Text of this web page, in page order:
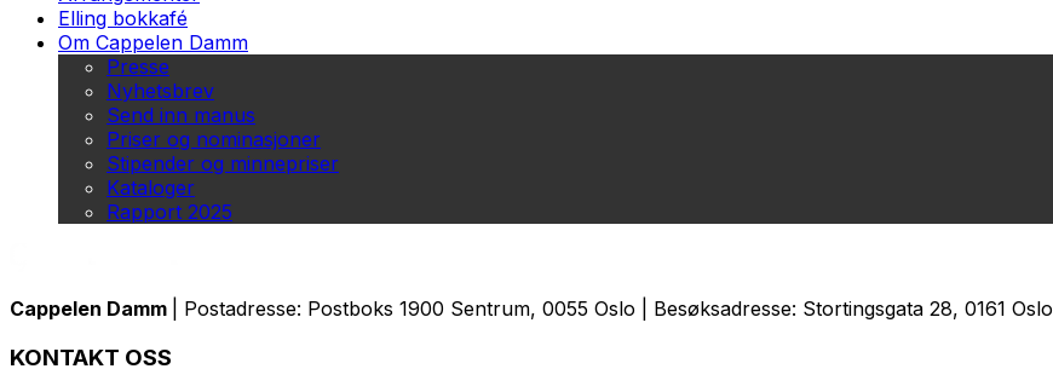
Elling bokkafé
Om Cappelen Damm
Presse
Nyhetsbrev
Send inn manus
Priser og nominasjoner
Stipender og minnepriser
Kataloger
Rapport 2025
Cappelen Damm | Postadresse: Postboks 1900 Sentrum, 0055 Oslo | Besøksadresse: Stortingsgata 28, 0161 Oslo
KONTAKT OSS